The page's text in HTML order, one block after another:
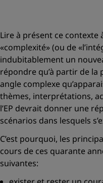
Lire à présent ce contexte
«complexité»(ou de
indubitablement un
répondre qu’à partir de la
angle complexe
thèmes, interprétations,
l’EP devrait donner une
scénarios dans lesquels
C’est pourquoi, les
cours de ces quarante
suivantes: